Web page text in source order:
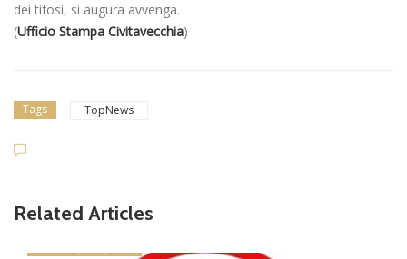
dei tifosi, si augura avvenga.
(Ufficio Stampa Civitavecchia)
Tags TopNews
Related Articles